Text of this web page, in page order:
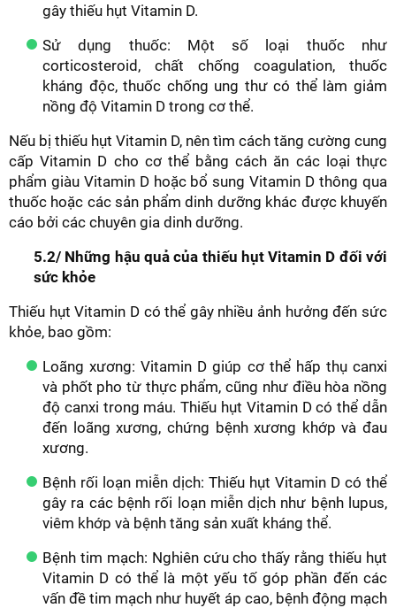
gây thiếu hụt Vitamin D.
Sử dụng thuốc: Một số loại thuốc như
corticosteroid, chất chống coagulation, thuốc
kháng độc, thuốc chống ung thư có thể làm giảm
nồng độ Vitamin D trong cơ thể.
Nếu bị thiếu hụt Vitamin D, nên tìm cách tăng cường cung
cấp Vitamin D cho cơ thể bằng cách ăn các loại thực
phẩm giàu Vitamin D hoặc bổ sung Vitamin D thông qua
thuốc hoặc các sản phẩm dinh dưỡng khác được khuyến
cáo bởi các chuyên gia dinh dưỡng.
5.2/ Những hậu quả của thiếu hụt Vitamin D đối với
sức khỏe
Thiếu hụt Vitamin D có thể gây nhiều ảnh hưởng đến sức
khỏe, bao gồm:
Loãng xương: Vitamin D giúp cơ thể hấp thụ canxi
và phốt pho từ thực phẩm, cũng như điều hòa nồng
độ canxi trong máu. Thiếu hụt Vitamin D có thể dẫn
đến loãng xương, chứng bệnh xương khớp và đau
xương.
Bệnh rối loạn miễn dịch: Thiếu hụt Vitamin D có thể
gây ra các bệnh rối loạn miễn dịch như bệnh lupus,
viêm khớp và bệnh tăng sản xuất kháng thể.
Bệnh tim mạch: Nghiên cứu cho thấy rằng thiếu hụt
Vitamin D có thể là một yếu tố góp phần đến các
vấn đề tim mạch như huyết áp cao, bệnh động mạch